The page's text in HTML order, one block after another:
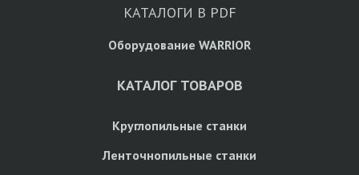
КАТАЛОГИ В PDF
Оборудование WARRIOR
КАТАЛОГ ТОВАРОВ
Круглопильные станки
Ленточнопильные станки